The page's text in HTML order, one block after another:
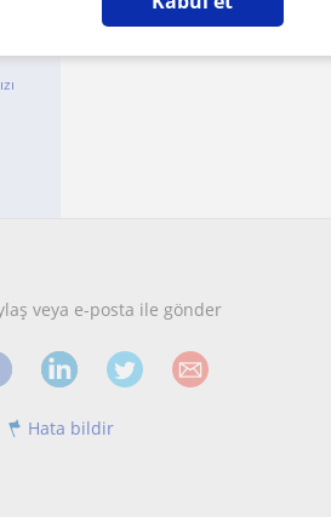
It's been a while
veya e-posta ile gönder
Hata bildir